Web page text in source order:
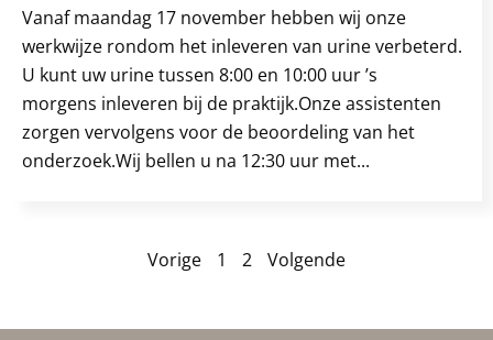
Vanaf maandag 17 november hebben wij onze
werkwijze rondom het inleveren van urine verbeterd.
U kunt uw urine tussen 8:00 en 10:00 uur ’s
morgens inleveren bij de praktijk.Onze assistenten
zorgen vervolgens voor de beoordeling van het
onderzoek.Wij bellen u na 12:30 uur met...
Vorige 1 2 Volgende